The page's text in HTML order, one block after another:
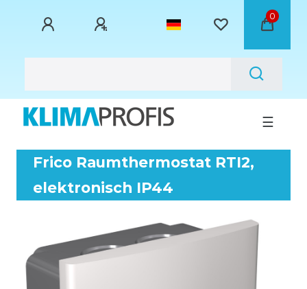
0
☰
Frico Raumthermostat RTI2,
elektronisch IP44